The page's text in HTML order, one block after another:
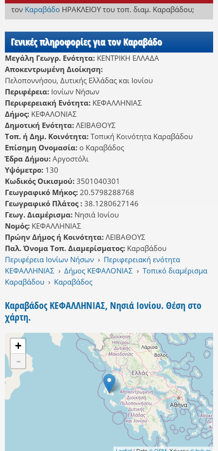
τον Καραβάδο ΗΡΑΚΛΕΙΟΥ του τοπ. διαμ. Καραβάδου;
Γενικές πληροφορίες για τον Καραβάδο
Μεγάλη Γεωγρ. Ενότητα: ΚΕΝΤΡΙΚΗ ΕΛΛΑΔΑ
Αποκεντρωμένη Διοίκηση:
Πελοποννήσου, Δυτικής Ελλάδας και Ιονίου
Περιφέρεια: Ιονίων Νήσων
Περιφερειακή Ενότητα: ΚΕΦΑΛΛΗΝΙΑΣ
Δήμος: ΚΕΦΑΛΟΝΙΑΣ
Δημοτική Ενότητα: ΛΕΙΒΑΘΟΥΣ
Τοπ. ή Δημ. Κοινότητα: Τοπική Κοινότητα Καραβάδου
Επίσημη Ονομασία: ο Καραβάδος
Έδρα Δήμου: Αργοστόλι
Υψόμετρο: 130
Κωδικός Οικισμού: 3501040301
Γεωγραφικό Μήκος: 20.5798288768
Γεωγραφικό Πλάτος : 38.1280627146
Γεωγ. Διαμέρισμα: Νησιά Ιονίου
Νομός: ΚΕΦΑΛΛΗΝΙΑΣ
Πρώην Δήμος ή Κοινότητα: ΛΕΙΒΑΘΟΥΣ
Παλ. Όνομα Τοπ. Διαμερίσματος: Καραβάδου
Περιφέρεια Ιονίων Νήσων › Περιφερειακή ενότητα
ΚΕΦΑΛΛΗΝΙΑΣ › Δήμος ΚΕΦΑΛΟΝΙΑΣ › Τοπικό διαμέρισμα
Καραβάδου › Καραβάδος
Καραβάδος ΚΕΦΑΛΛΗΝΙΑΣ, Νησιά Ιονίου. Θέση στο
χάρτη.
+
-